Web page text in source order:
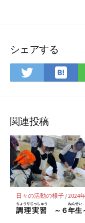
シェアする
Twitter
ェ
ア
は
ッ
ク
マ
ー
ク
に
保
存
関連投稿
日々の活動の様子/2024
調理実習
ちょうりじっしゅう
～６年生
ねんせい